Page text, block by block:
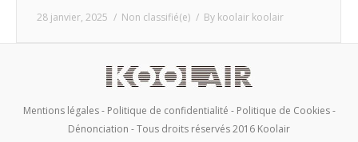
28 janvier, 2025 Non classifié(e) By koolair koolair
Mentions légales- Politique de confidentialité - Politique de Cookies-
Dénonciation - Tous droits réservés 2016 Koolair